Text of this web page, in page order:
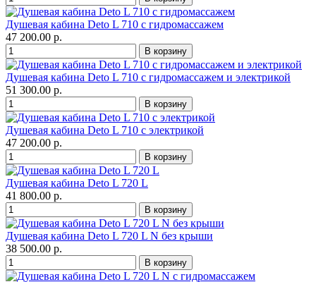
Душевая кабина Deto L 710 с гидромассажем
47 200.00 р.
Душевая кабина Deto L 710 с гидромассажем и электрикой
51 300.00 р.
Душевая кабина Deto L 710 с электрикой
47 200.00 р.
Душевая кабина Deto L 720 L
41 800.00 р.
Душевая кабина Deto L 720 L N без крыши
38 500.00 р.